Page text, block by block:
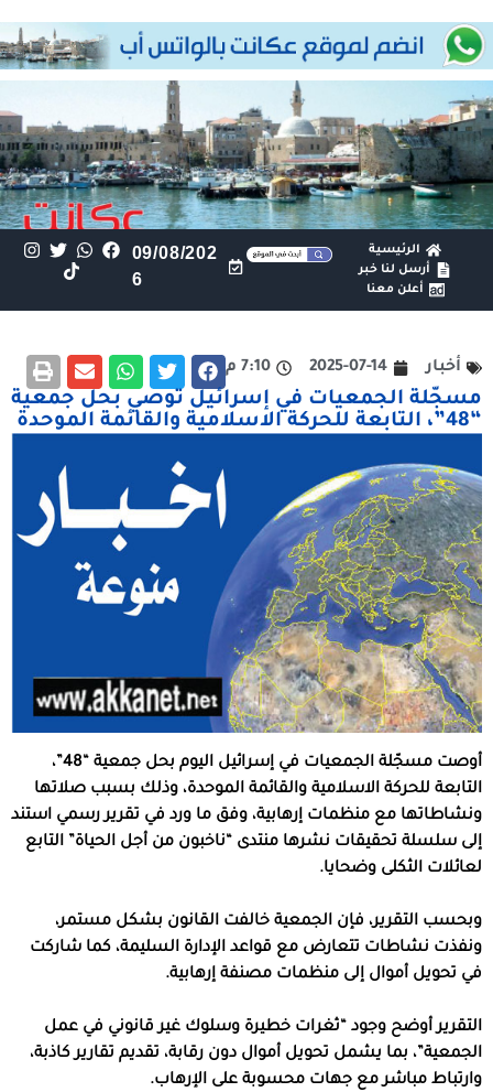
الرئيسية
أرسل لنا خبر
أعلن معنا
09/08/202
6
أخبار 2025-07-14 7:10 م
مسجّلة الجمعيات في إسرائيل توصي بحل جمعية
“48”، التابعة للحركة الاسلامية والقائمة الموحدة
أوصت مسجّلة الجمعيات في إسرائيل اليوم بحل جمعية “48”،
التابعة للحركة الاسلامية والقائمة الموحدة، وذلك بسبب صلاتها
ونشاطاتها مع منظمات إرهابية، وفق ما ورد في تقرير رسمي استند
إلى سلسلة تحقيقات نشرها منتدى “ناخبون من أجل الحياة” التابع
لعائلات الثكلى وضحايا.
وبحسب التقرير، فإن الجمعية خالفت القانون بشكل مستمر،
ونفذت نشاطات تتعارض مع قواعد الإدارة السليمة، كما شاركت
في تحويل أموال إلى منظمات مصنفة إرهابية.
التقرير أوضح وجود “ثغرات خطيرة وسلوك غير قانوني في عمل
الجمعية”، بما يشمل تحويل أموال دون رقابة، تقديم تقارير كاذبة،
وارتباط مباشر مع جهات محسوبة على الإرهاب.